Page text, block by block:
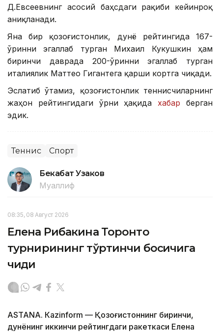
Д.Евсеевнинг асосий баҳсдаги рақиби кейинроқ
аниқланади.
Яна бир қозоғистонлик, дунё рейтингида 167-
ўринни эгаллаб турган Михаил Кукушкин ҳам
биринчи даврада 200-ўринни эгаллаб турган
италиялик Маттео Гигантега қарши кортга чиқади.
Эслатиб ўтамиз, қозоғистонлик теннисчиларнинг
жаҳон рейтингидаги ўрни ҳақидахабар берган
эдик.
Теннис Спорт
Бекабат Узаков
Муаллиф
08:35, 08 Август 2026
Елена Рибакина Торонто
турнирининг тўртинчи босқичига
чиқди
ASTANА. Кazinform — Қозоғистоннинг биринчи,
дунёнинг иккинчи рейтингдаги ракеткаси Елена